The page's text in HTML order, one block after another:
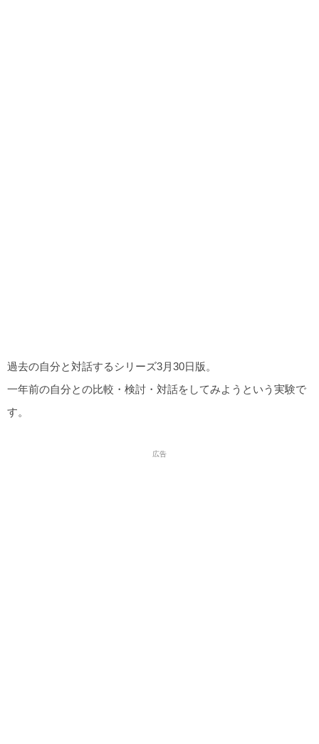
過去の自分と対話するシリーズ3月30日版。
一年前の自分との比較・検討・対話をしてみようという実験で
す。
広告